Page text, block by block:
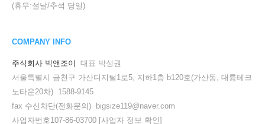
(휴무:설날/추석 당일)
COMPANY INFO
주식회사 빅앤조이
대표 박성권
서울특별시 금천구 가산디지털1로5, 지하1층 b120호(가산동, 대륭테크
노타운20차) 1588-9145
fax 수신차단(전화문의) bigsize119@naver.com
사업자번호107-86-03700 [사업자 정보 확인]